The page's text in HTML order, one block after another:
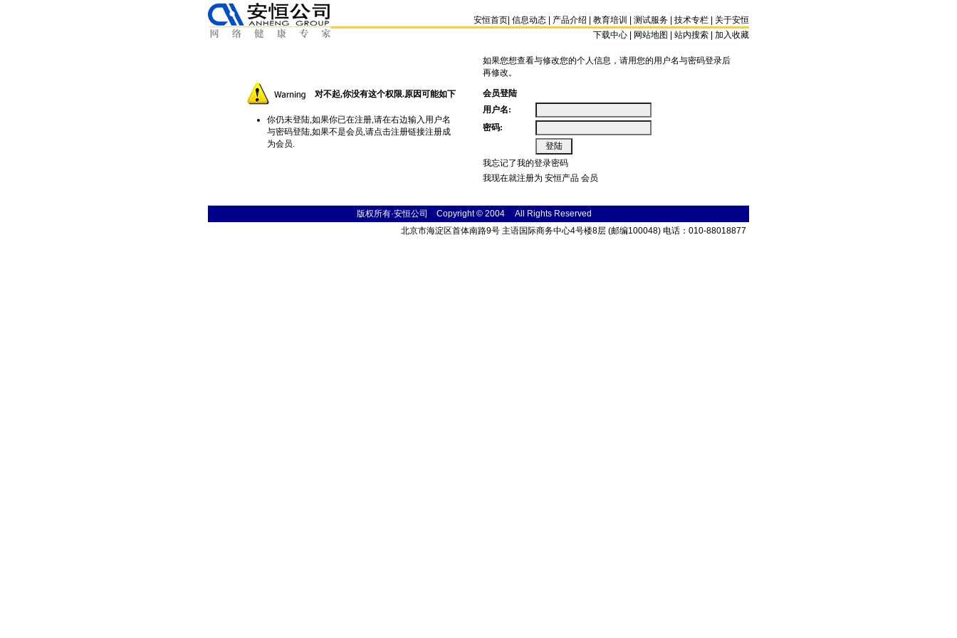
安恒首页 信息动态 产品介绍 教育培训 测试服务 技术专栏
关于安恒
下载中心 | 网站地图 | 站内搜索 加入收藏
对不起,你没有这个权限.原因可能如下
你仍未登陆,如果你已在注册,请在右边输入用户名
与密码登陆,如果不是会员,请点击注册链接注册成
为会员.
如果您想查看与修改您的个人信息，请用您的用户名与密码登录后
再修改。
会员登陆
用户名:
密码:
我忘记了我的登录密码
我现在就注册为 安恒产品 会员
版权所有·安恒公司 Copyright © 2004 All Rights Reserved
北京市海淀区首体南路9号 主语国际商务中心4号楼8层 (邮编100048) 电话：010-88018877